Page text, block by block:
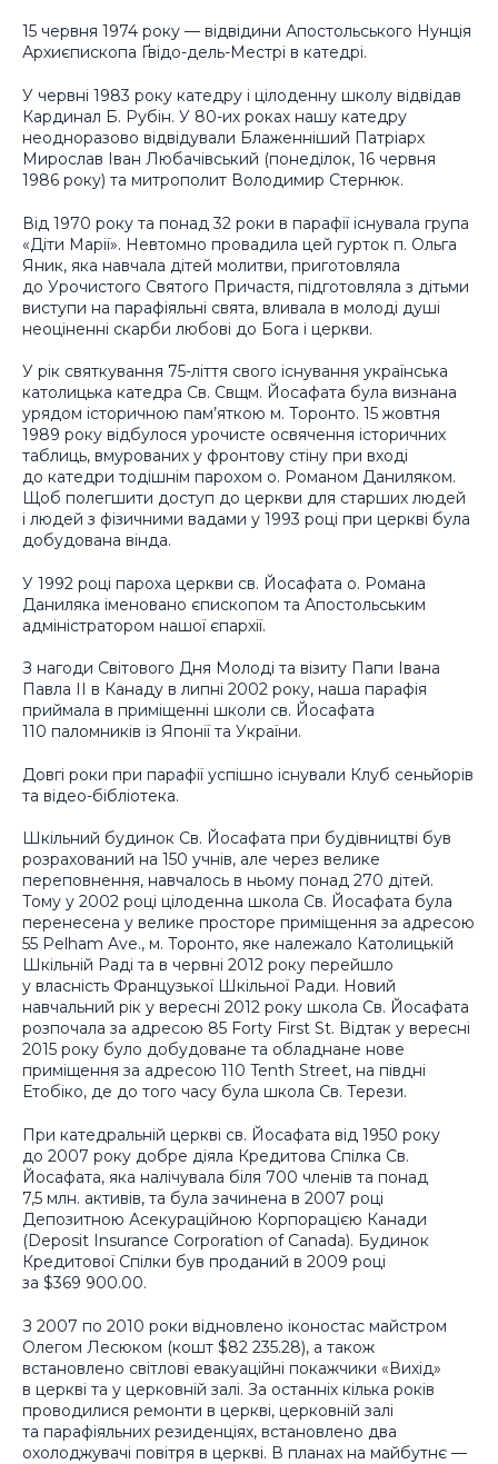
15 червня 1974 року — відвідини Апостольського Нунція
Архиєпископа Ґвідо-дель-Местрі в катедрі.
У червні 1983 року катедру і цілоденну школу відвідав
Кардинал Б. Рубін. У 80-их роках нашу катедру
неодноразово відвідували Блаженніший Патріарх
Мирослав Іван Любачівський (понеділок, 16 червня
1986 року) та митрополит Володимир Стернюк.
Від 1970 року та понад 32 роки в парафії існувала група
«Діти Марії». Невтомно провадила цей гурток п. Ольга
Яник, яка навчала дітей молитви, приготовляла
до Урочистого Святого Причастя, підготовляла з дітьми
виступи на парафіяльні свята, вливала в молоді душі
неоціненні скарби любові до Бога і церкви.
У рік святкування 75-ліття свого існування українська
католицька катедра Св. Свщм. Йосафата була визнана
урядом історичною пам’яткою м. Торонто. 15 жовтня
1989 року відбулося урочисте освячення історичних
таблиць, вмурованих у фронтову стіну при вході
до катедри тодішнім парохом о. Романом Даниляком.
Щоб полегшити доступ до церкви для старших людей
і людей з фізичними вадами у 1993 році при церкві була
добудована вінда.
У 1992 році пароха церкви св. Йосафата о. Романа
Даниляка іменовано єпископом та Апостольським
адміністратором нашої єпархії.
З нагоди Світового Дня Молоді та візиту Папи Івана
Павла ІІ в Канаду в липні 2002 року, наша парафія
приймала в приміщенні школи св. Йосафата
110 паломників із Японії та України.
Довгі роки при парафії успішно існували Клуб сеньйорів
та відео-бібліотека.
Шкільний будинок Св. Йосафата при будівництві був
розрахований на 150 учнів, але через велике
переповнення, навчалось в ньому понад 270 дітей.
Тому у 2002 році цілоденна школа Св. Йосафата була
перенесена у велике просторе приміщення за адресою
55 Pelham Ave., м. Торонто, яке належало Католицькій
Шкільній Раді та в червні 2012 року перейшло
у власність Французької Шкільної Ради. Новий
навчальний рік у вересні 2012 року школа Св. Йосафата
розпочала за адресою 85 Forty First St. Відтак у вересні
2015 року було добудоване та обладнане нове
приміщення за адресою 110 Tenth Street, на півдні
Етобіко, де до того часу була школа Св. Терези.
При катедральній церкві св. Йосафата від 1950 року
до 2007 року добре діяла Кредитова Спілка Св.
Йосафата, яка налічувала біля 700 членів та понад
7,5 млн. aктивів, та була зачинена в 2007 році
Депозитною Асекураційною Корпорацією Канади
(Deposit Insurance Corporation of Canada). Будинок
Кредитової Спілки був проданий в 2009 році
за $369 900.00.
З 2007 по 2010 роки відновлено іконостас майстром
Олегом Лесюком (кошт $82 235.28), а також
встановлено світлові евакуаційні покажчики «Вихід»
в церкві та у церковній залі. За останніх кілька років
проводилися ремонти в церкві, церковній залі
та парафіяльних резиденціях, встановлено два
охолоджувачі повітря в церкві. В планах на майбутнє —